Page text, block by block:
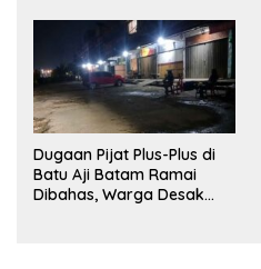
Dugaan Pijat Plus-Plus di
Batu Aji Batam Ramai
Dibahas, Warga Desak